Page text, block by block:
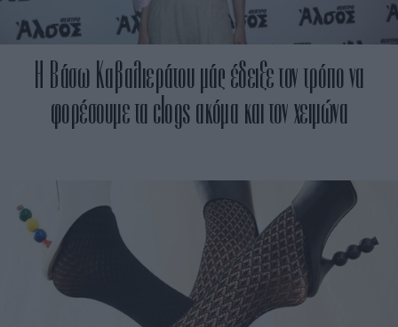
Η Βάσω Καβαλιεράτου μάς έδειξε τον τρόπο να
φορέσουμε τα clogs ακόμα και τον χειμώνα